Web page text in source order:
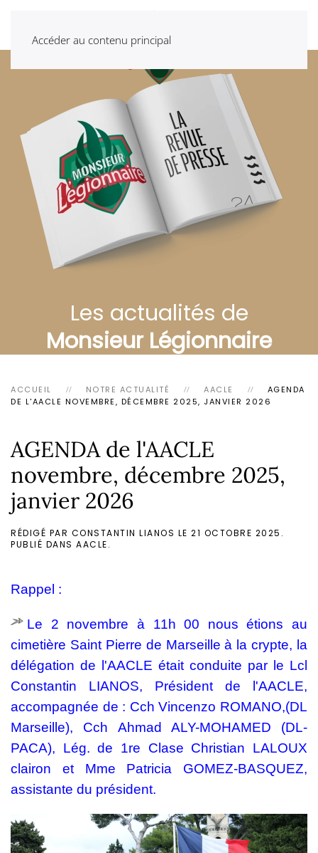
Accéder au contenu principal
Les actualités de
Monsieur Légionnaire
ACCUEIL NOTRE ACTUALITÉ AACLE
AGENDA
DE L'AACLE NOVEMBRE, DÉCEMBRE 2025, JANVIER 2026
AGENDA de l'AACLE
novembre, décembre 2025,
janvier 2026
RÉDIGÉ PAR CONSTANTIN LIANOS LE 21 OCTOBRE 2025 .
PUBLIÉ DANS AACLE.
Rappel :
Le 2 novembre à 11h 00 nous étions au
cimetière Saint Pierre de Marseille à la crypte, la
délégation de l'AACLE était conduite par le Lcl
Constantin LIANOS, Président de l'AACLE,
accompagnée de : Cch Vincenzo ROMANO,(DL
Marseille), Cch Ahmad ALY-MOHAMED (DL-
PACA), Lég. de 1re Clase Christian LALOUX
clairon et Mme Patricia GOMEZ-BASQUEZ,
assistante du président.